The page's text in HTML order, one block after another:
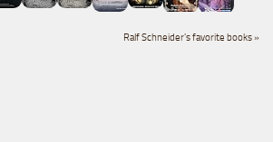
Ralf Schneider's favorite books »